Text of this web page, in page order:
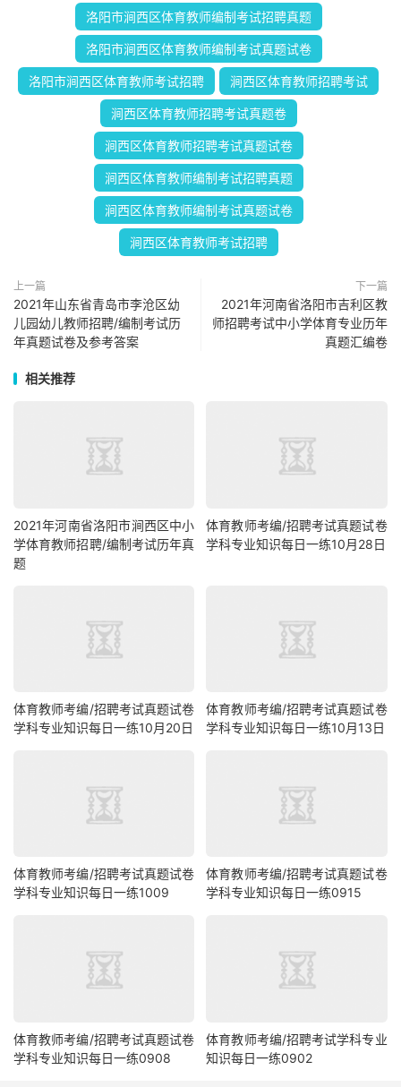
洛阳市涧西区体育教师编制考试招聘真题
洛阳市涧西区体育教师编制考试真题试卷
洛阳市涧西区体育教师考试招聘 涧西区体育教师招聘考试
涧西区体育教师招聘考试真题卷
涧西区体育教师招聘考试真题试卷
涧西区体育教师编制考试招聘真题
涧西区体育教师编制考试真题试卷
涧西区体育教师考试招聘
上一篇
2021年山东省青岛市李沧区幼
儿园幼儿教师招聘/编制考试历
年真题试卷及参考答案
下一篇
2021年河南省洛阳市吉利区教
师招聘考试中小学体育专业历年
真题汇编卷
相关推荐
2021年河南省洛阳市涧西区中小
学体育教师招聘/编制考试历年真
题
体育教师考编/招聘考试真题试卷
学科专业知识每日一练10月28日
体育教师考编/招聘考试真题试卷
学科专业知识每日一练10月20日
体育教师考编/招聘考试真题试卷
学科专业知识每日一练10月13日
体育教师考编/招聘考试真题试卷
学科专业知识每日一练1009
体育教师考编/招聘考试真题试卷
学科专业知识每日一练0915
体育教师考编/招聘考试真题试卷
学科专业知识每日一练0908
体育教师考编/招聘考试学科专业
知识每日一练0902